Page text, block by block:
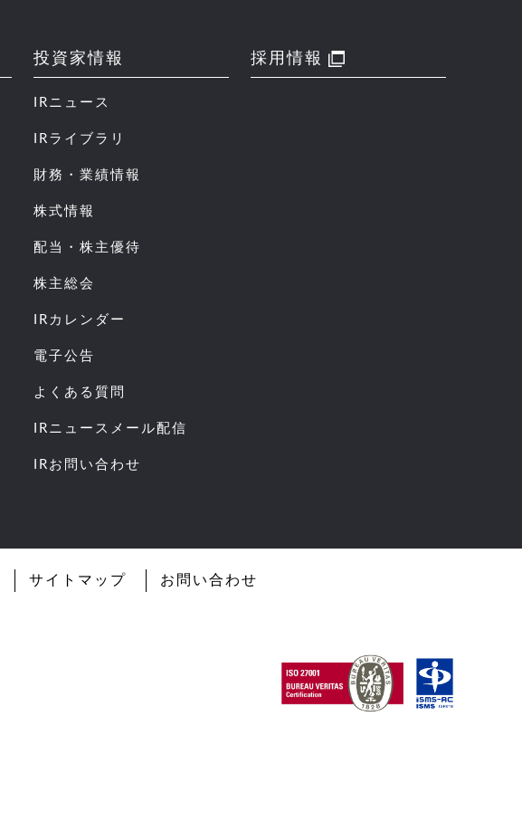
投資家情報
IRニュース
IRライブラリ
財務・業績情報
株式情報
配当・株主優待
株主総会
IRカレンダー
電子公告
よくある質問
IRニュースメール配信
IRお問い合わせ
採用情報
サイトマップ お問い合わせ